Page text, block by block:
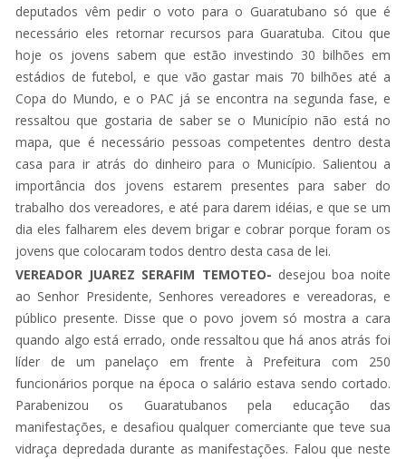
deputados vêm pedir o voto para o Guaratubano só que é
necessário eles retornar recursos para Guaratuba. Citou que
hoje os jovens sabem que estão investindo 30 bilhões em
estádios de futebol, e que vão gastar mais 70 bilhões até a
Copa do Mundo, e o PAC já se encontra na segunda fase, e
ressaltou que gostaria de saber se o Município não está no
mapa, que é necessário pessoas competentes dentro desta
casa para ir atrás do dinheiro para o Município. Salientou a
importância dos jovens estarem presentes para saber do
trabalho dos vereadores, e até para darem idéias, e que se um
dia eles falharem eles devem brigar e cobrar porque foram os
jovens que colocaram todos dentro desta casa de lei.
VEREADOR JUAREZ SERAFIM TEMOTEO- desejou boa noite
ao Senhor Presidente, Senhores vereadores e vereadoras, e
público presente. Disse que o povo jovem só mostra a cara
quando algo está errado, onde ressaltou que há anos atrás foi
líder de um panelaço em frente à Prefeitura com 250
funcionários porque na época o salário estava sendo cortado.
Parabenizou os Guaratubanos pela educação das
manifestações, e desafiou qualquer comerciante que teve sua
vidraça depredada durante as manifestações. Falou que neste